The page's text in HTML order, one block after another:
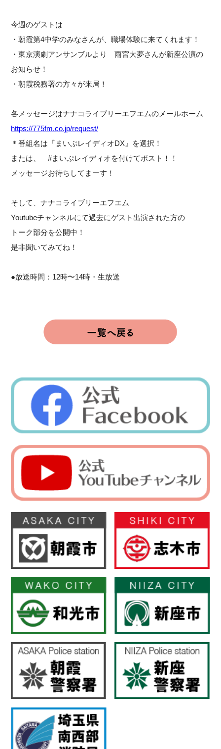
今週のゲストは
・朝霞第4中学のみなさんが、職場体験に来てくれます！
・東京演劇アンサンブルより 雨宮大夢さんが新座公演の
お知らせ！
・朝霞税務署の方々が来局！
各メッセージはナナコライブリーエフエムのメールホーム
https://775fm.co.jp/request/
＊番組名は『まいぷレイディオDX』を選択！
または、 #まいぷレイディオを付けてポスト！！
メッセージお待ちしてまーす！
そして、ナナコライブリーエフエム
Youtubeチャンネルにて過去にゲスト出演された方の
トーク部分を公開中！
是非聞いてみてね！
●放送時間：12時〜14時・生放送